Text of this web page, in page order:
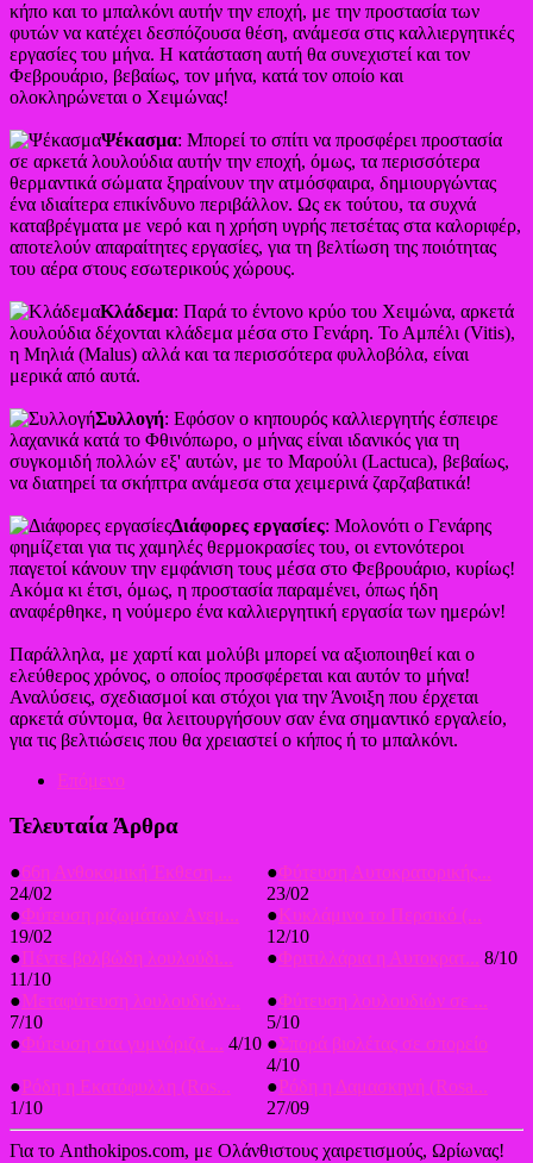
κήπο και το μπαλκόνι αυτήν την εποχή, με την προστασία των
φυτών να κατέχει δεσπόζουσα θέση, ανάμεσα στις καλλιεργητικές
εργασίες του μήνα. Η κατάσταση αυτή θα συνεχιστεί και τον
Φεβρουάριο, βεβαίως, τον μήνα, κατά τον οποίο και
ολοκληρώνεται ο Χειμώνας!
Ψέκασμα: Μπορεί το σπίτι να προσφέρει προστασία
σε αρκετά λουλούδια αυτήν την εποχή, όμως, τα περισσότερα
θερμαντικά σώματα ξηραίνουν την ατμόσφαιρα, δημιουργώντας
ένα ιδιαίτερα επικίνδυνο περιβάλλον. Ως εκ τούτου, τα συχνά
καταβρέγματα με νερό και η χρήση υγρής πετσέτας στα καλοριφέρ,
αποτελούν απαραίτητες εργασίες, για τη βελτίωση της ποιότητας
του αέρα στους εσωτερικούς χώρους.
Κλάδεμα: Παρά το έντονο κρύο του Χειμώνα, αρκετά
λουλούδια δέχονται κλάδεμα μέσα στο Γενάρη. Το Αμπέλι (Vitis),
η Μηλιά (Malus) αλλά και τα περισσότερα φυλλοβόλα, είναι
μερικά από αυτά.
Συλλογή: Εφόσον ο κηπουρός καλλιεργητής έσπειρε
λαχανικά κατά το Φθινόπωρο, ο μήνας είναι ιδανικός για τη
συγκομιδή πολλών εξ' αυτών, με το Μαρούλι (Lactuca), βεβαίως,
να διατηρεί τα σκήπτρα ανάμεσα στα χειμερινά ζαρζαβατικά!
Διάφορες εργασίες: Μολονότι ο Γενάρης
φημίζεται για τις χαμηλές θερμοκρασίες του, οι εντονότεροι
παγετοί κάνουν την εμφάνιση τους μέσα στο Φεβρουάριο, κυρίως!
Ακόμα κι έτσι, όμως, η προστασία παραμένει, όπως ήδη
αναφέρθηκε, η νούμερο ένα καλλιεργητική εργασία των ημερών!
Παράλληλα, με χαρτί και μολύβι μπορεί να αξιοποιηθεί και ο
ελεύθερος χρόνος, ο οποίος προσφέρεται και αυτόν το μήνα!
Αναλύσεις, σχεδιασμοί και στόχοι για την Άνοιξη που έρχεται
αρκετά σύντομα, θα λειτουργήσουν σαν ένα σημαντικό εργαλείο,
για τις βελτιώσεις που θα χρειαστεί ο κήπος ή το μπαλκόνι.
Επόμενο
Τελευταία Άρθρα
●66η Ανθοκομική Έκθεση ...
24/02
●Φύτευση Αυτοκρατορικής...
23/02
●Φύτευση ριζωμάτων Aνεμ...
19/02
●Κυκλάμινο το Περσικό (...
12/10
●Πέντε βολβώδη λουλούδι...
11/10
●Φριτιλλάρια η Αυτοκρατ... 8/10
●Μεταφύτευση λουλουδιών...
7/10
●Φύτευση λουλουδιών σε ...
5/10
●Φύτευση στα γυμνόριζα ... 4/10 ●Σπορά βιολέτας σε σπορείο
4/10
●Ρόδη η Εκατόφυλλη (Ros...
1/10
●Ρόδη η Δαμασκηνή (Rosa...
27/09
Για το Anthokipos.com, με Ολάνθιστους χαιρετισμούς, Ωρίωνας!